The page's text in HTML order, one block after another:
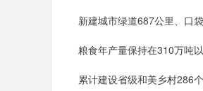
新建城市绿道687公里、口袋
粮食年产量保持在310万吨以
累计建设省级和美乡村286个